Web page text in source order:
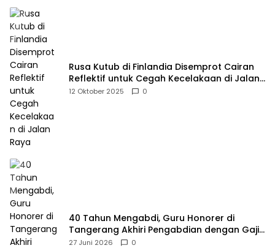
Rusa Kutub di Finlandia Disemprot Cairan
Reflektif untuk Cegah Kecelakaan di Jalan
Raya
12 Oktober 2025 0
40 Tahun Mengabdi, Guru Honorer di
Tangerang Akhiri Pengabdian dengan Gaji
Rp414 Ribu
27 Juni 2026 0